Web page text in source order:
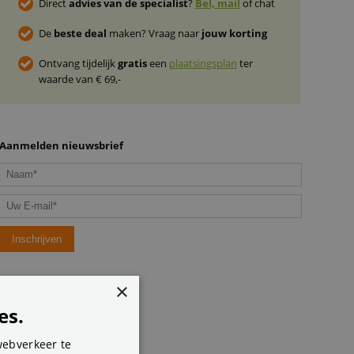
Directadvies van de specialist? Bel, mail of chat
De beste deal maken? Vraag naar jouw korting
Ontvang tijdelijkgratiseen plaatsingsplan ter
waarde van € 69,-
Aanmelden nieuwsbrief
×
te